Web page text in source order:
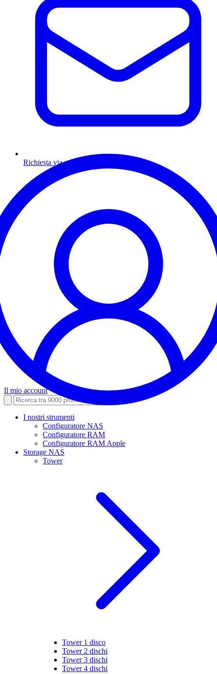
Richiesta via email
Il mio account
I nostri strumenti
Configuratore NAS
Configuratore RAM
Configuratore RAM Apple
Storage NAS
Tower
Tower 1 disco
Tower 2 dischi
Tower 3 dischi
Tower 4 dischi